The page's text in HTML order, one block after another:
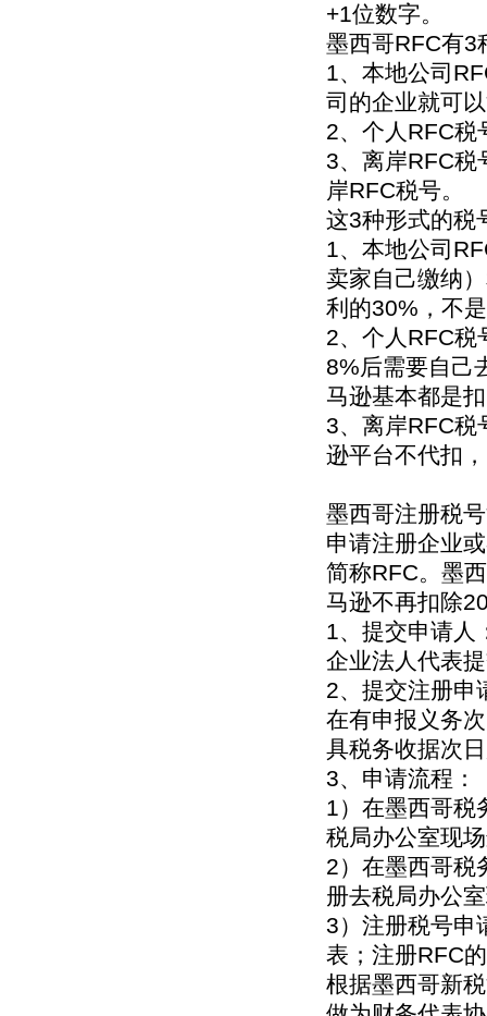
+1位数字。
墨西哥RFC有3
1、本地公司
司的企业就可
2、个人RFC税
3、离岸RFC税
岸RFC税号。
这3种形式的税
1、本地公司
卖家自己缴纳
利的30%，不
2、个人RFC税
8%后需要自己
马逊基本都是
3、离岸RFC税
逊平台不代扣
墨西哥注册税
申请注册企业
简称RFC。墨
马逊不再扣除
1、提交申请人
企业法人代表
2、提交注册申
在有申报义务
具税务收据次
3、申请流程：
1）在墨西哥税
税局办公室现
2）在墨西哥税
册去税局办公
3）注册税号申
表；注册RFC
根据墨西哥新